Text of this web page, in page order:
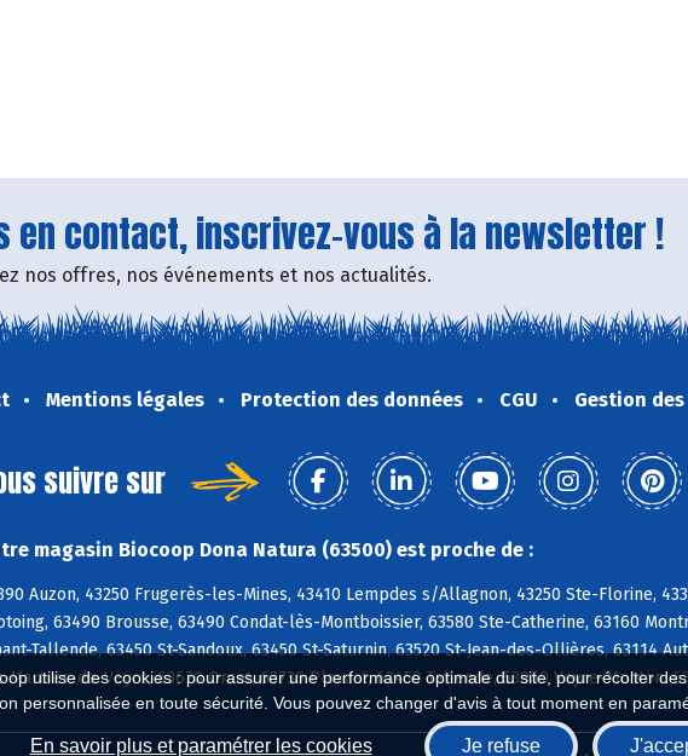
utilise des cookies : pour assurer une performance optimale du site, pour récolter
personnalisée en toute sécurité. Vous pouvez changer d'avis à tout moment en
En savoir plus et paramétrer les cookies Je refuse
en contact, inscrivez-vous à la newsletter !
nos offres, nos événements et nos actualités.
Mentions légales Protection des données CGU Gestion
suivre sur
magasin Biocoop Dona Natura (63500) est proche de :
Auzon, 43250 Frugerès-les-Mines, 43410 Lempdes s/Allagnon, 43250 Ste-Florine,
63490 Brousse, 63490 Condat-lès-Montboissier, 63580 Ste-Catherine, 63160
Tallende, 63450 St-Sandoux, 63450 St-Saturnin, 63520 St-Jean-des-Ollières, 63114
Martres-de-Veyre, 63670 Orcet, 63730 Plauzat, 63450 Tallende, 63960 Veyre-Monton,